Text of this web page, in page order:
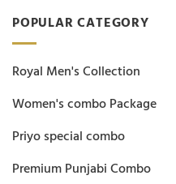
POPULAR CATEGORY
Royal Men's Collection
Women's combo Package
Priyo special combo
Premium Punjabi Combo